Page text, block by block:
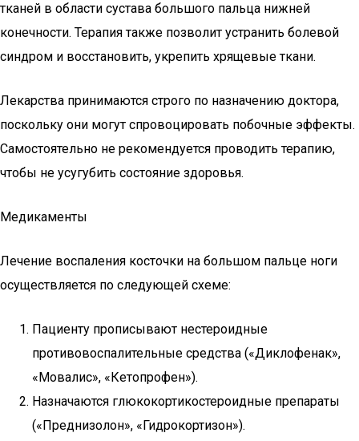
тканей в области сустава большого пальца нижней
конечности. Терапия также позволит устранить болевой
синдром и восстановить, укрепить хрящевые ткани.
Лекарства принимаются строго по назначению доктора,
поскольку они могут спровоцировать побочные эффекты.
Самостоятельно не рекомендуется проводить терапию,
чтобы не усугубить состояние здоровья.
Медикаменты
Лечение воспаления косточки на большом пальце ноги
осуществляется по следующей схеме:
Пациенту прописывают нестероидные
противовоспалительные средства («Диклофенак»,
«Мовалис», «Кетопрофен»).
Назначаются глюкокортикостероидные препараты
(«Преднизолон», «Гидрокортизон»).